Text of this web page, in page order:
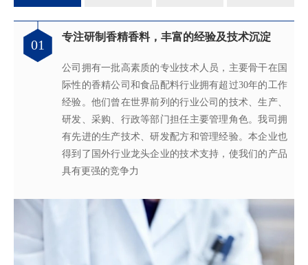
01
专注研制香精香料，丰富的经验及技术沉淀
公司拥有一批高素质的专业技术人员，主要骨干在国
际性的香精公司和食品配料行业拥有超过30年的工作
经验。他们曾在世界前列的行业公司的技术、生产、
研发、采购、行政等部门担任主要管理角色。我司拥
有先进的生产技术、研发配方和管理经验。本企业也
得到了国外行业龙头企业的技术支持，使我们的产品
具有更强的竞争力
02
满足客户不同的调香需求
拥有独立的香精香料技术研发实验室和生产车间，可
为客户提供适合、满意，高性价比的高品质香精。
03
完善的质量管理体系
从2005年起，公司就建立了国际认可的ISO9001：
2015质量管理体系及ISO22000：2018 食品安全管理体
系，为所有产品质量稳定性及食用安全性保驾护航。
04
真心酿香味 芬芳传五洲
轩宇的应用及技术服务中心，汇聚了多位优秀的技术
工程师从事香精香料在各类产品中的开发应用，能高
效地针对客户需求打造不同产品，满 足客户对提高其
产品质量以及缩短交货期的需求。